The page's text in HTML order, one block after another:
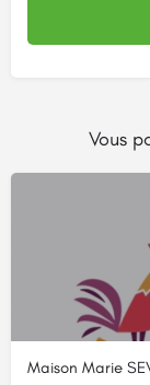
Vous
Maison Marie